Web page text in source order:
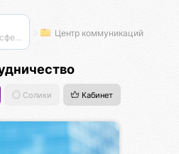
Cимулятор ноосферы Центр коммуникаций
Солики Кабинет